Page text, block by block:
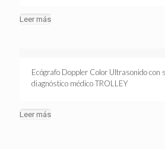
Leer más
Ecógrafo Doppler Color Ultrasonido con
diagnóstico médico TROLLEY
Leer más